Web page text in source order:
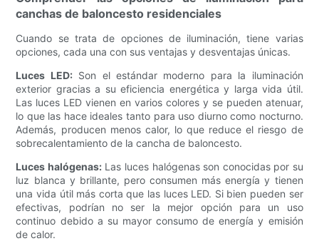
canchas de baloncesto residenciales
Cuando se trata de opciones de iluminación, tiene varias
opciones, cada una con sus ventajas y desventajas únicas.
Luces LED:Son el estándar moderno para la iluminación
exterior gracias a su eficiencia energética y larga vida útil.
Las luces LED vienen en varios colores y se pueden atenuar,
lo que las hace ideales tanto para uso diurno como nocturno.
Además, producen menos calor, lo que reduce el riesgo de
sobrecalentamiento de la cancha de baloncesto.
Luces halógenas:Las luces halógenas son conocidas por su
luz blanca y brillante, pero consumen más energía y tienen
una vida útil más corta que las luces LED. Si bien pueden ser
efectivas, podrían no ser la mejor opción para un uso
continuo debido a su mayor consumo de energía y emisión
de calor.